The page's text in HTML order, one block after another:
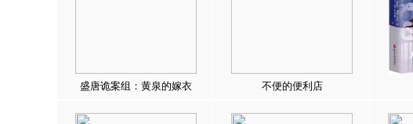
盛唐诡案组：黄泉的嫁衣 不便的便利店